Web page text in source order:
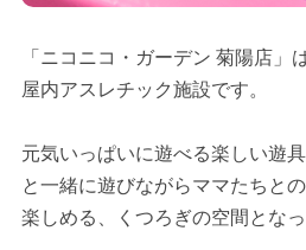
「ニコニコ・ガーデン 菊陽店」
屋内アスレチック施設です。
元気いっぱいに遊べる楽しい遊
と一緒に遊びながらママたちと
楽しめる、くつろぎの空間となっ